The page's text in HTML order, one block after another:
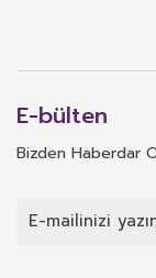
E-bülten
Bizden Haberdar